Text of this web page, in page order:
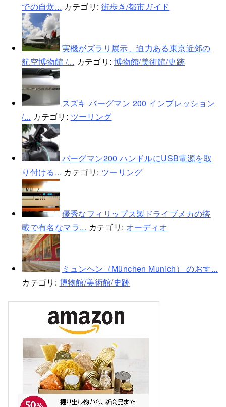
での自炊... カテゴリ: 街歩き/都市ガイド
実機がズラリ展示、迫力ある東京近郊の
航空博物館 /... カテゴリ: 博物館/美術館/史跡
スズキ バーグマン 200 インプレッション
/... カテゴリ: ツーリング
バーグマン200 ハンドルにUSB電源を取
り付ける... カテゴリ: ツーリング
優秀なフィリップス製ドライブメカの搭
載で有名なマラ... カテゴリ: オーディオ
ミュンヘン（München Munich） のおす...
カテゴリ: 博物館/美術館/史跡